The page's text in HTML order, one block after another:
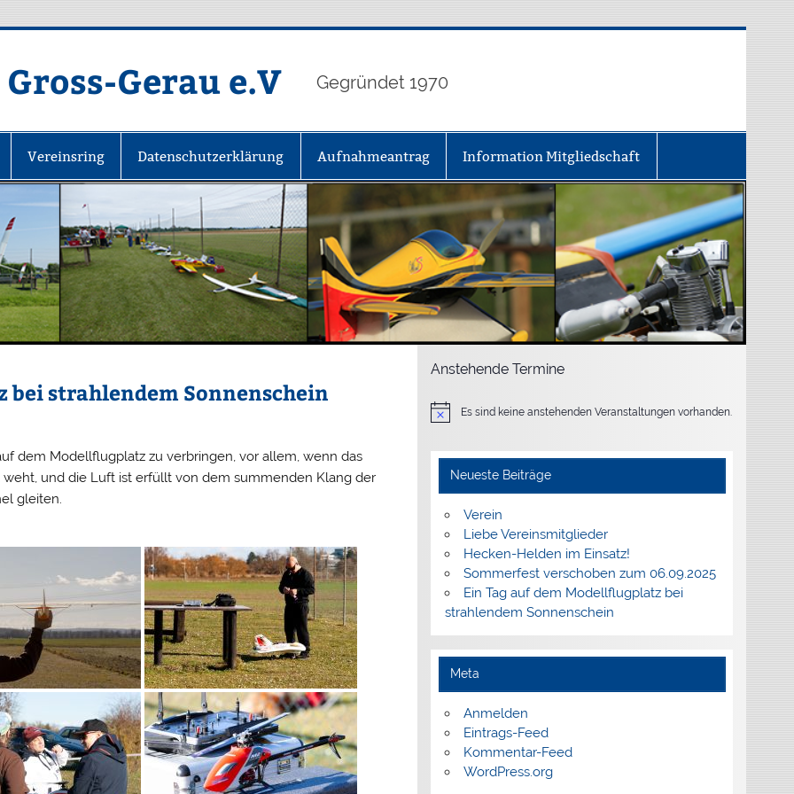
Gerau e.V Gegründet 1970
Vereinsring Datenschutz­erklärung Aufnahmeantrag Information Mitgliedschaft
bei strahlendem Sonnenschein
dem Modellflugplatz zu verbringen, vor allem, wenn das
und die Luft ist erfüllt von dem summenden Klang der
gleiten.
Anstehende Termine
HinweisEs sind keine anstehenden Veranstaltungen vorhanden.
Neueste Beiträge
Verein
Liebe Vereinsmitglieder
Hecken-Helden im Einsatz!
Sommerfest verschoben zum 06.09.2025
Ein Tag auf dem Modellflugplatz bei
strahlendem Sonnenschein
Meta
Anmelden
Eintrags-Feed
Kommentar-Feed
WordPress.org